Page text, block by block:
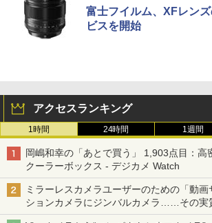
富士フイルム、XFレン
ビスを開始
アクセスランキング
1時間 24時間 1週間
岡嶋和幸の「あとで買う」 1,903点目：高
クーラーボックス - デジカメ Watch
ミラーレスカメラユーザーのための「動
ションカメラにジンバルカメラ……その実